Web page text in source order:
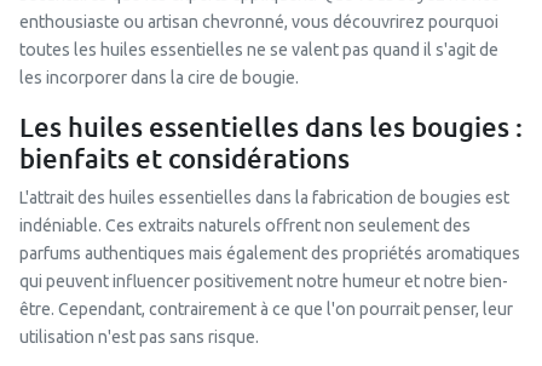
enthousiaste ou artisan chevronné, vous découvrirez pourquoi
toutes les huiles essentielles ne se valent pas quand il s'agit de
les incorporer dans la cire de bougie.
Les huiles essentielles dans les bougies :
bienfaits et considérations
L'attrait des huiles essentielles dans la fabrication de bougies est
indéniable. Ces extraits naturels offrent non seulement des
parfums authentiques mais également des propriétés aromatiques
qui peuvent influencer positivement notre humeur et notre bien-
être. Cependant, contrairement à ce que l'on pourrait penser, leur
utilisation n'est pas sans risque.